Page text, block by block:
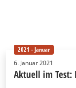
2021 - Januar
6. Januar 2021
Aktuell im Test: